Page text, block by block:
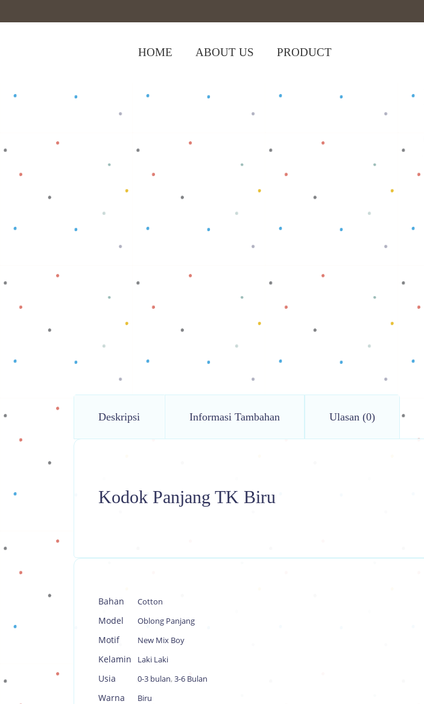
HOME ABOUT US PRODUCT
Shop> ,Kodokan Kodok Panjang TK Biru
Deskripsi Informasi Tambahan Ulasan (0)
Kodok Panjang TK Biru
Bahan Cotton
Model Oblong Panjang
Motif New Mix Boy
Kelamin Laki Laki
Usia 0-3 bulan, 3-6 Bulan
Warna Biru